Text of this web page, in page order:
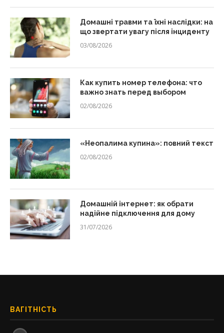
Домашні травми та їхні наслідки: на
що звертати увагу після інциденту
03/08/2026
Как купить номер телефона: что
важно знать перед выбором
02/08/2026
«Неопалима купина»: повний текст
02/08/2026
Домашній інтернет: як обрати
надійне підключення для дому
31/07/2026
ВАГІТНІСТЬ